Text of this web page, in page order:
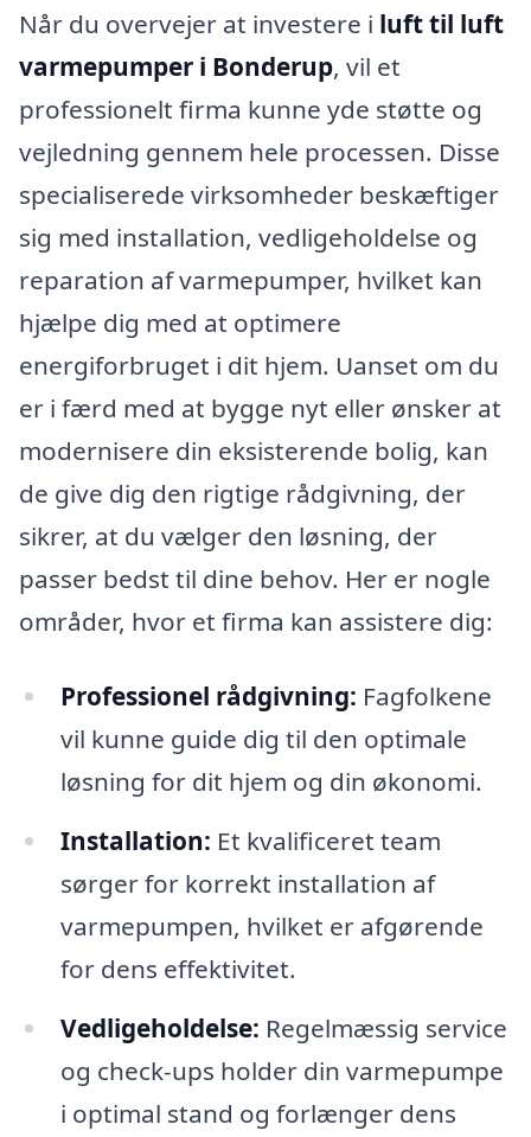
Når du overvejer at investere i luft til luft
varmepumper i Bonderup, vil et
professionelt firma kunne yde støtte og
vejledning gennem hele processen. Disse
specialiserede virksomheder beskæftiger
sig med installation, vedligeholdelse og
reparation af varmepumper, hvilket kan
hjælpe dig med at optimere
energiforbruget i dit hjem. Uanset om du
er i færd med at bygge nyt eller ønsker at
modernisere din eksisterende bolig, kan
de give dig den rigtige rådgivning, der
sikrer, at du vælger den løsning, der
passer bedst til dine behov. Her er nogle
områder, hvor et firma kan assistere dig:
Professionel rådgivning: Fagfolkene
vil kunne guide dig til den optimale
løsning for dit hjem og din økonomi.
Installation: Et kvalificeret team
sørger for korrekt installation af
varmepumpen, hvilket er afgørende
for dens effektivitet.
Vedligeholdelse: Regelmæssig service
og check-ups holder din varmepumpe
i optimal stand og forlænger dens